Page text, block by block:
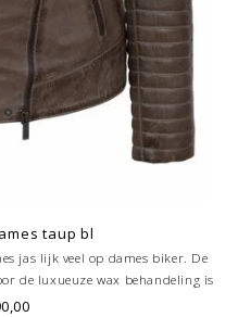
taup bl
jas lijk veel op dames biker. De
de luxueuze wax behandeling is
verschillende kleuren te verkrijgen.